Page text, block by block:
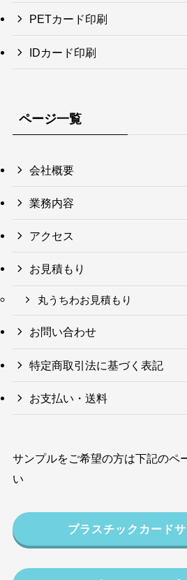
PETカード印刷
IDカード印刷
ページ一覧
会社概要
業務内容
アクセス
お見積もり
丸うちわお見積もり
お問い合わせ
特定商取引法に基づく表記
お支払い・送料
サンプルをご希望の方は下記のペ
い
プラスチックカード